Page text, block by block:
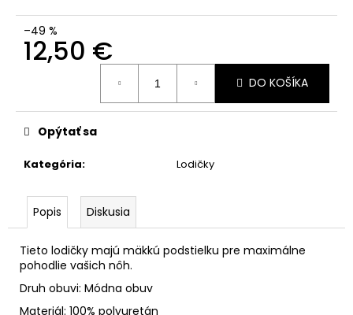
–49 %
12,50 €
DO KOŠÍKA
Kategória: Lodičky
Opýtať sa
Popis Diskusia
Tieto lodičky majú mäkkú podstielku pre maximálne
pohodlie vašich nôh.
Druh obuvi: Módna obuv
Materiál: 100% polyuretán